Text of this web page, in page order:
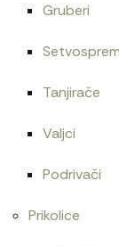
Gruberi
Tanjirače
Valjci
Podrivači
Prikolice